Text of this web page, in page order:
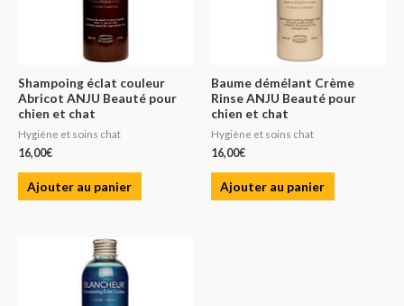
Shampoing éclat couleur
Abricot ANJU Beauté pour
chien et chat
Hygiène et soins chat
16,00€
Ajouter au panier
Baume démélant Crème
Rinse ANJU Beauté pour
chien et chat
Hygiène et soins chat
16,00€
Ajouter au panier